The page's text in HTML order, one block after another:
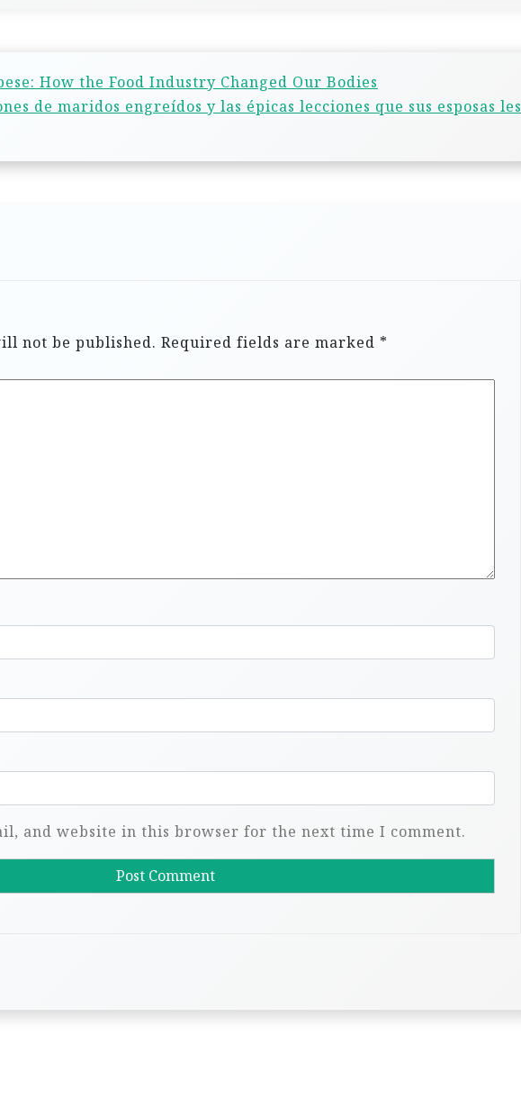
How the Food Industry Changed Our Bodies
de maridos engreídos y las épicas lecciones que sus esposas les
not be published. Required fields are marked *
and website in this browser for the next time I comment.